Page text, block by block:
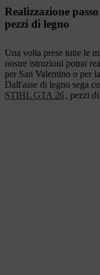
Realizzazione
pezzi di legno
Una volta prese tutte le
nostre istruzioni potrai
per San Valentino o per
Dall'asse di legno sega
STIHL GTA 26, pezzi